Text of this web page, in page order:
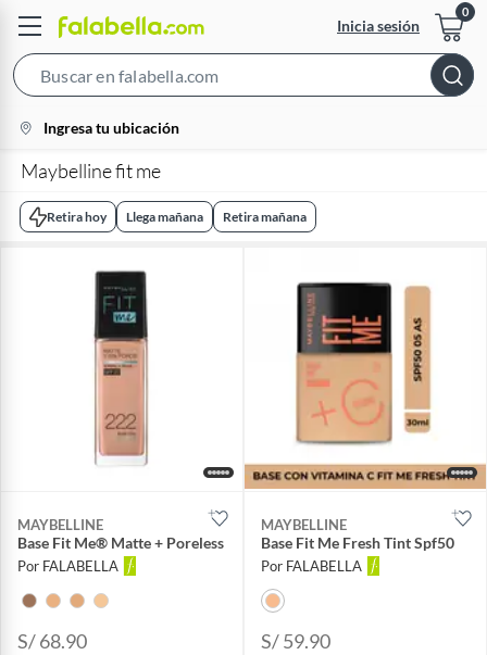
Inicia sesión
Bar
location-
icon
Ingresa tu ubicación
Maybelline fit me
Retira hoy Llega mañana Retira mañana
MAYBELLINE
Base Fit Me® Matte + Poreless
Por FALABELLA
S/ 68.90
MAYBELLINE
Base Fit Me Fresh Tint Spf50
Por FALABELLA
S/ 59.90